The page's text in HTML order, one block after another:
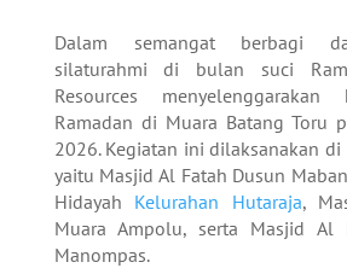
Dalam semangat berbagi
silaturahmi di bulan suci
Resources
Ramadan di Muara Batang Toru
2026. Kegiatan ini dilaksanakan
yaitu Masjid Al Fatah Dusun
Hidayah Kelurahan Hutaraja,
Muara Ampolu, serta Masjid Al
Manompas.